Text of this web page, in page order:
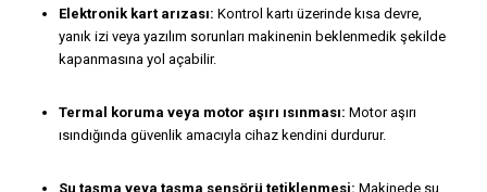
Elektronik kart arızası: Kontrol kartı üzerinde kısa devre,
yanık izi veya yazılım sorunları makinenin beklenmedik şekilde
kapanmasına yol açabilir.
Termal koruma veya motor aşırı ısınması: Motor aşırı
ısındığında güvenlik amacıyla cihaz kendini durdurur.
Su taşma veya taşma sensörü tetiklenmesi: Makinede su